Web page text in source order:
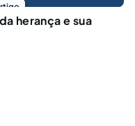
herança e sua